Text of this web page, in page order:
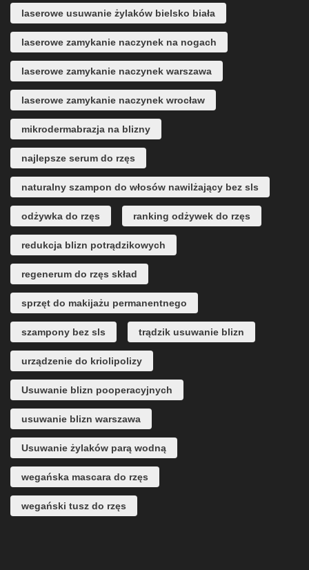
laserowe usuwanie żylaków bielsko biała
laserowe zamykanie naczynek na nogach
laserowe zamykanie naczynek warszawa
laserowe zamykanie naczynek wrocław
mikrodermabrazja na blizny
najlepsze serum do rzęs
naturalny szampon do włosów nawilżający bez sls
odżywka do rzęs ranking odżywek do rzęs
redukcja blizn potrądzikowych
regenerum do rzęs skład
sprzęt do makijażu permanentnego
szampony bez sls trądzik usuwanie blizn
urządzenie do kriolipolizy
Usuwanie blizn pooperacyjnych
usuwanie blizn warszawa
Usuwanie żylaków parą wodną
wegańska mascara do rzęs
wegański tusz do rzęs